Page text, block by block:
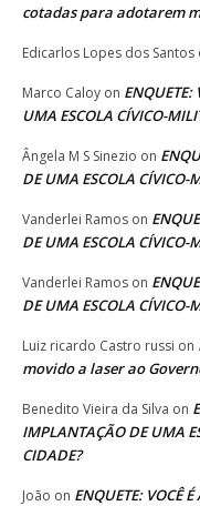
cotadas para adotarem
Edicarlos Lopes dos Santos
Marco Caloy on ENQUETE:
UMA ESCOLA CÍVICO-
Ângela M S Sinezio on
DE UMA ESCOLA CÍVICO-
Vanderlei Ramos on
DE UMA ESCOLA CÍVICO-
Vanderlei Ramos on
DE UMA ESCOLA CÍVICO-
Luiz ricardo Castro russi on
movido a laser ao
Benedito Vieira da Silva on
IMPLANTAÇÃO DE UMA
CIDADE?
João on ENQUETE: VOCÊ